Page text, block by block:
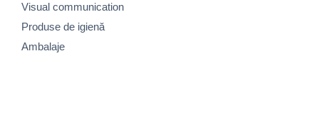
Visual communication
Produse de igienă
Ambalaje